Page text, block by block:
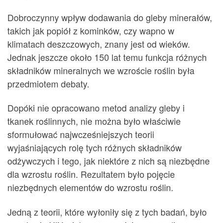
Dobroczynny wpływ dodawania do gleby minerałów,
takich jak popiół z kominków, czy wapno w
klimatach deszczowych, znany jest od wieków.
Jednak jeszcze około 150 lat temu funkcja różnych
składników mineralnych we wzroście roślin była
przedmiotem debaty.
Dopóki nie opracowano metod analizy gleby i
tkanek roślinnych, nie można było właściwie
sformułować najwcześniejszych teorii
wyjaśniających rolę tych różnych składników
odżywczych i tego, jak niektóre z nich są niezbędne
dla wzrostu roślin. Rezultatem było pojęcie
niezbędnych elementów do wzrostu roślin.
Jedną z teorii, które wyłoniły się z tych badań, było